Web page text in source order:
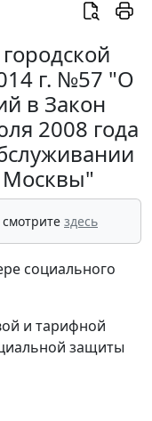
г. №57 "О
в Закон
2008 года
Москвы"
здесь
социального
и тарифной
защиты